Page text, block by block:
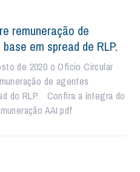
remuneração de
em spread de RLP.
de 2020 o Ofício Circular
de agentes
do RLP. Confira a íntegra do
AAI.pdf